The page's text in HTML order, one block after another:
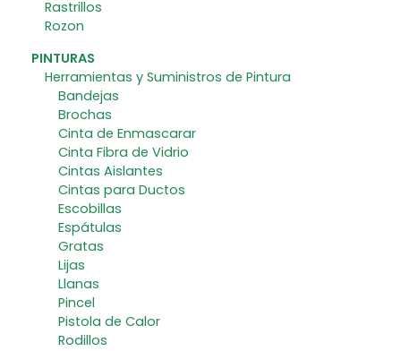
Rastrillos
Rozon
PINTURAS
Herramientas y Suministros de Pintura
Bandejas
Brochas
Cinta de Enmascarar
Cinta Fibra de Vidrio
Cintas Aislantes
Cintas para Ductos
Escobillas
Espátulas
Gratas
Lijas
Llanas
Pincel
Pistola de Calor
Rodillos